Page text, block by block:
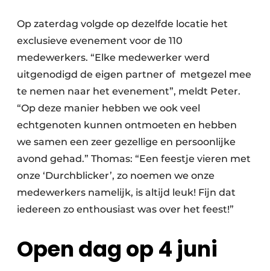
Op zaterdag volgde op dezelfde locatie het
exclusieve evenement voor de 110
medewerkers. “Elke medewerker werd
uitgenodigd de eigen partner of metgezel mee
te nemen naar het evenement”, meldt Peter.
“Op deze manier hebben we ook veel
echtgenoten kunnen ontmoeten en hebben
we samen een zeer gezellige en persoonlijke
avond gehad.” Thomas: “Een feestje vieren met
onze ‘Durchblicker’, zo noemen we onze
medewerkers namelijk, is altijd leuk! Fijn dat
iedereen zo enthousiast was over het feest!”
Open dag op 4 juni